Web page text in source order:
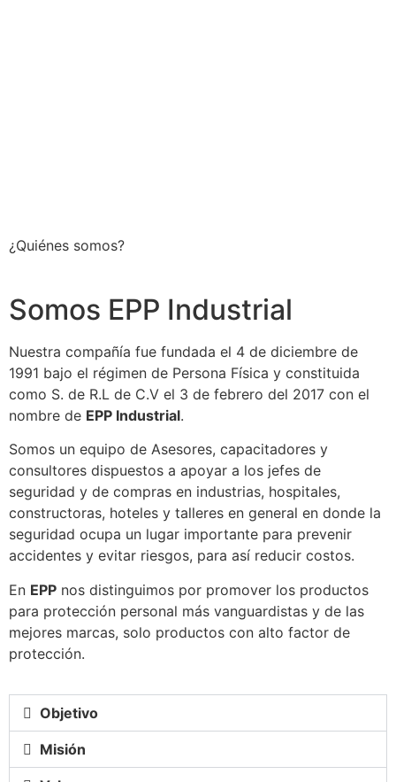
¿Quiénes somos?
Somos EPP Industrial
Nuestra compañía fue fundada el 4 de diciembre de
1991 bajo el régimen de Persona Física y constituida
como S. de R.L de C.V el 3 de febrero del 2017 con el
nombre de EPP Industrial.
Somos un equipo de Asesores, capacitadores y
consultores dispuestos a apoyar a los jefes de
seguridad y de compras en industrias, hospitales,
constructoras, hoteles y talleres en general en donde la
seguridad ocupa un lugar importante para prevenir
accidentes y evitar riesgos, para así reducir costos.
En EPP nos distinguimos por promover los productos
para protección personal más vanguardistas y de las
mejores marcas, solo productos con alto factor de
protección.
Objetivo
Misión